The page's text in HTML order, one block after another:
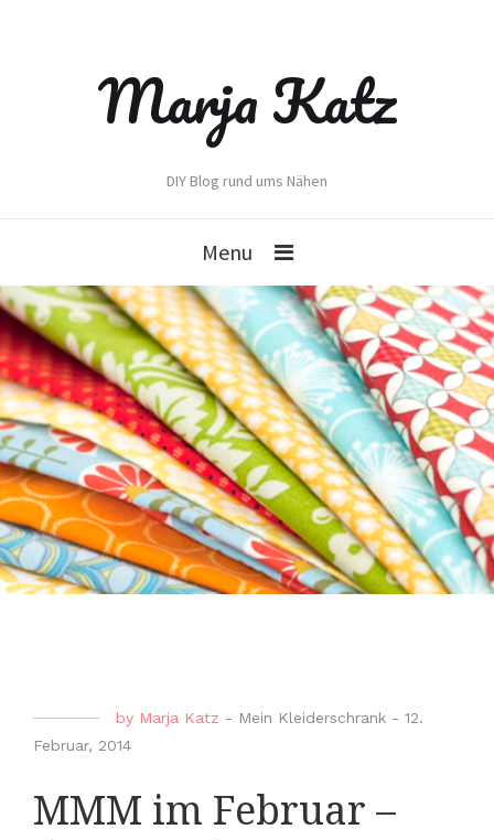
Marja Katz
DIY Blog rund ums Nähen
Menu
by Marja Katz - Mein Kleiderschrank - 12.
Februar, 2014
MMM im Februar –